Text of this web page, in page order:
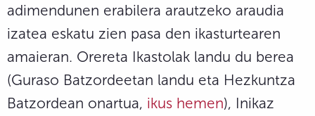
adimendunen erabilera arautzeko araudia
izatea eskatu zien pasa den ikasturtearen
amaieran. Orereta Ikastolak landu du berea
(Guraso Batzordeetan landu eta Hezkuntza
Batzordean onartua, ikus hemen), Inikaz